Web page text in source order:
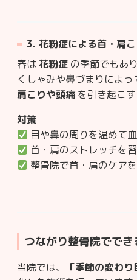
3. 花粉症による首・肩
春は花粉症 の季節でもあり
くしゃみや鼻づまりによっ
肩こりや頭痛を引き起こす
対策
目や鼻の周りを温めて
首・肩のストレッチを
整骨院で首・肩のケア
つながり整骨院でで
当院では、 「季節の変わ